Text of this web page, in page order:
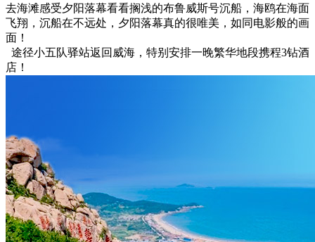
去海滩感受夕阳落幕看看搁浅的布鲁威斯号沉船，海鸥在海面
飞翔，沉船在不远处，夕阳落幕真的很唯美，如同电影般的画
面！
途径小五队驿站返回威海，特别安排一晚繁华地段携程3钻酒
店！